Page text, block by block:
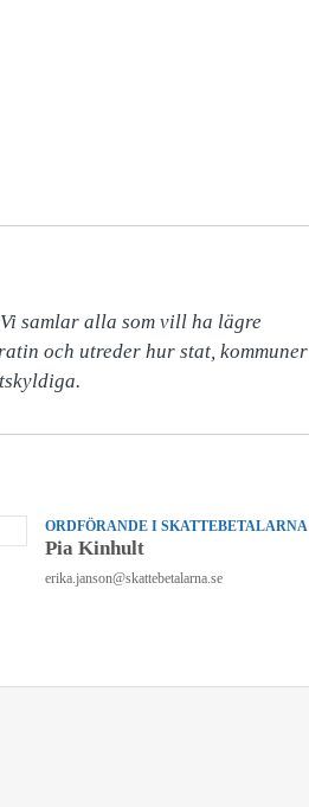
samlar alla som vill ha lägre
och utreder hur stat, kommuner
ORDFÖRANDE I SKATTEBETALARNA
Pia Kinhult
erika.janson@skattebetalarna.se